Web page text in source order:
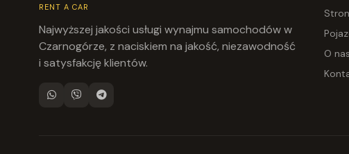
RENT A CAR
Najwyższej jakości usługi wynajmu samochodów w
Czarnogórze, z naciskiem na jakość, niezawodność
i satysfakcję klientów.
O nas